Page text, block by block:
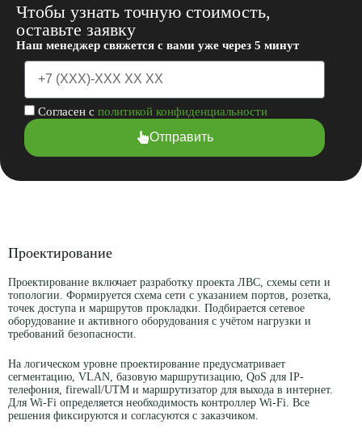
Чтобы узнать точную стоимость,
оставьте заявку
Наш менеджер свяжется с вами уже через 5 минут
Согласен с политикой конфиденциальности
Отправить
Проектирование
Проектирование включает разработку проекта ЛВС, схемы сети и
топологии. Формируется схема сети с указанием портов, розетка,
точек доступа и маршрутов прокладки. Подбирается сетевое
оборудование и активного оборудования с учётом нагрузки и
требований безопасности.
На логическом уровне проектирование предусматривает
сегментацию, VLAN, базовую маршрутизацию, QoS для IP-
телефония, firewall/UTM и маршрутизатор для выхода в интернет.
Для Wi-Fi определяется необходимость контроллер Wi-Fi. Все
решения фиксируются и согласуются с заказчиком.